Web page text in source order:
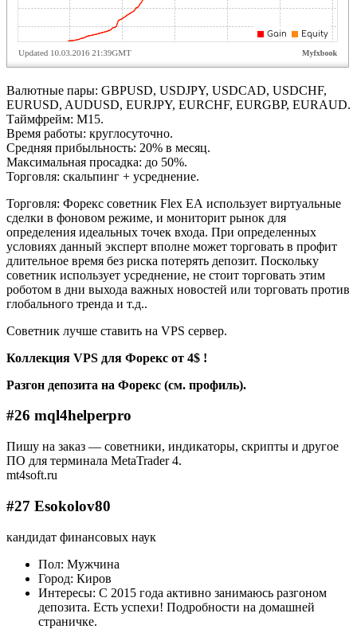
Валютные пары: GBPUSD, USDJPY, USDCAD, USDCHF,
EURUSD, AUDUSD, EURJPY, EURCHF, EURGBP, EURAUD.
Таймфрейм: M15.
Время работы: круглосуточно.
Средняя прибыльность: 20% в месяц.
Максимальная просадка: до 50%.
Торговля: скальпинг + усреднение.
Торговля: Форекс советник Flex ЕА использует виртуальные
сделки в фоновом режиме, и мониторит рынок для
определения идеальных точек входа. При определенных
условиях данный эксперт вполне может торговать в профит
длительное время без риска потерять депозит. Поскольку
советник использует усреднение, не стоит торговать этим
роботом в дни выхода важных новостей или торговать против
глобального тренда и т.д..
Советник лучше ставить на VPS сервер.
Коллекция VPS для Форекс от 4$ !
Разгон депозита на Форекс (см. профиль).
#26 mql4helperpro
Пишу на заказ — советники, индикаторы, скрипты и другое
ПО для терминала MetaTrader 4.
mt4soft.ru
#27 Esokolov80
кандидат финансовых наук
Пол: Мужчина
Город: Киров
Интересы: С 2015 года активно занимаюсь разгоном
депозита. Есть успехи! Подробности на домашней
страничке.